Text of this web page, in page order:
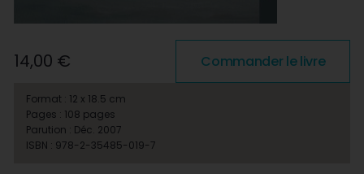
14,00 € Commander le livre
Format : 12 x 18.5 cm
Pages : 108 pages
Parution : Déc. 2007
ISBN : 978-2-35485-019-7